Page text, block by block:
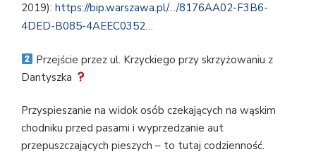
2019): https://bip.warszawa.pl/…/8176AA02-F3B6-
4DED-B085-4AEEC0352…
Przejście przez ul. Krzyckiego przy skrzyżowaniu z
Dantyszka
Przyspieszanie na widok osób czekających na wąskim
chodniku przed pasami i wyprzedzanie aut
przepuszczających pieszych – to tutaj codzienność.